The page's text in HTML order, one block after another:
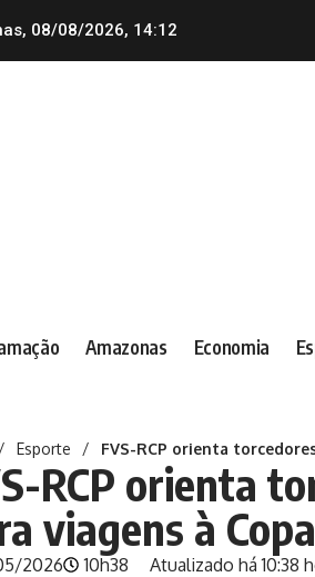
08/08/2026, 14:12
Amazonas Economia
/ Esporte / FVS-RCP orienta
RCP orienta
viagens à
2026 10h38 Atualizado há 10:38